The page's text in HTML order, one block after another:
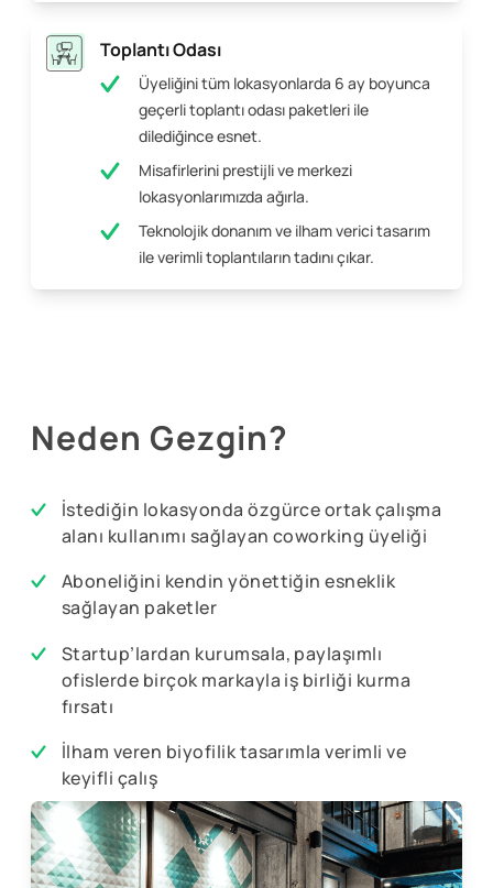
Toplantı Odası
Üyeliğini tüm lokasyonlarda 6 ay boyunca
geçerli toplantı odası paketleri ile
dilediğince esnet.
Misafirlerini prestijli ve merkezi
lokasyonlarımızda ağırla.
Teknolojik donanım ve ilham verici tasarım
ile verimli toplantıların tadını çıkar.
Neden Gezgin?
İstediğin lokasyonda özgürce ortak çalışma
alanı kullanımı sağlayan coworking üyeliği
Aboneliğini kendin yönettiğin esneklik
sağlayan paketler
Startup’lardan kurumsala, paylaşımlı
ofislerde birçok markayla iş birliği kurma
fırsatı
İlham veren biyofilik tasarımla verimli ve
keyifli çalış